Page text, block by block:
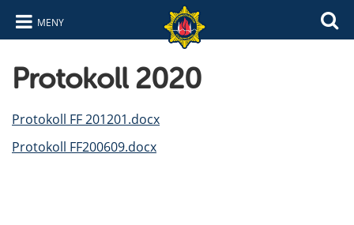
MENY
Hoppa till innehåll
Hoppa till navigering
Protokoll 2020
Protokoll FF 201201.docx
Protokoll FF200609.docx